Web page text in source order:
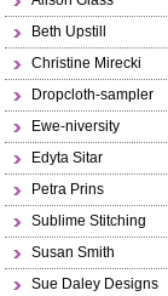
Beth Upstill
Christine Mirecki
Dropcloth-sampler
Ewe-niversity
Edyta Sitar
Petra Prins
Sublime Stitching
Susan Smith
Sue Daley Designs